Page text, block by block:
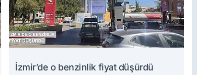
İzmir’de o benzinlik fiyat düşürdü